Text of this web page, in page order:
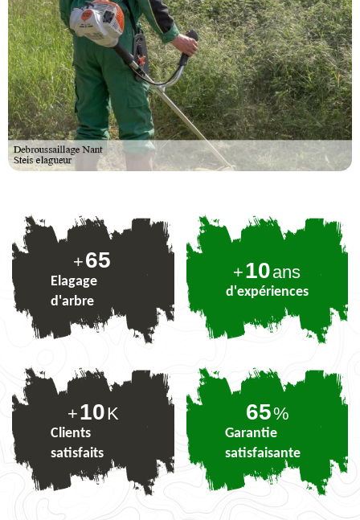
+80
Elagage
d'arbre
+10ans
d'expériences
+10K
Clients
satisfaits
80%
Garantie
satisfaisante